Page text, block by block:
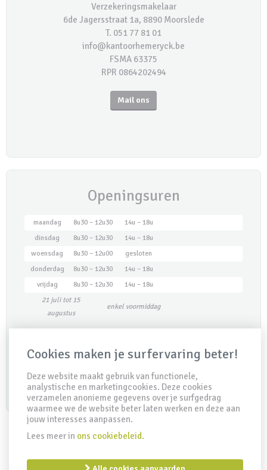
Verzekeringsmakelaar
6de Jagersstraat 1a, 8890 Moorslede
T. 051 77 81 01
info@kantoorhemeryck.be
FSMA 63375
RPR 0864202494
Mail ons
Openingsuren
maandag 8u30 – 12u30
14u – 18u
dinsdag
8u30 – 12u30
14u – 18u
woensdag
8u30 – 12u00
gesloten
donderdag
8u30 – 12u30
14u – 18u
vrijdag
8u30 – 12u30
14u – 18u
21 juli tot 15
augustus
enkel voormiddag
Maak een afspraak
IDD Richtlijn Disclaimer Privacy clausule Cookiebeleid
Cookies maken je surfervaring beter!
Deze website maakt gebruik van functionele,
analystische en marketingcookies. Deze cookies
verzamelen anonieme gegevens over je surfgedrag
waarmee we de website beter laten werken en deze aan
jouw interesses aanpassen.
Lees meer in ons cookiebeleid.